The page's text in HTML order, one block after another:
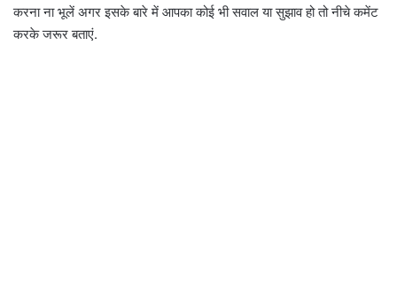
करना ना भूलें अगर इसके बारे में आपका कोई भी सवाल या सुझाव हो तो नीचे कमेंट
करके जरूर बताएं.